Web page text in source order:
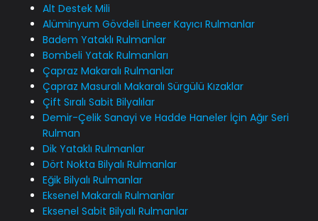
Alt Destek Mili
Alüminyum Gövdeli Lineer Kayıcı Rulmanlar
Badem Yataklı Rulmanlar
Bombeli Yatak Rulmanları
Çapraz Makaralı Rulmanlar
Çapraz Masuralı Makaralı Sürgülü Kızaklar
Çift Sıralı Sabit Bilyalılar
Demir-Çelik Sanayi ve Hadde Haneler İçin Ağır Seri
Rulman
Dik Yataklı Rulmanlar
Dört Nokta Bilyalı Rulmanlar
Eğik Bilyalı Rulmanlar
Eksenel Makaralı Rulmanlar
Eksenel Sabit Bilyalı Rulmanlar